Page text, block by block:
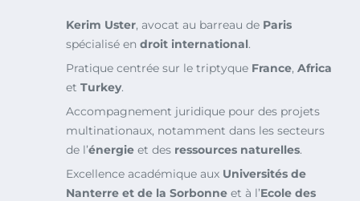
Kerim Uster, avocat au barreau de Paris
spécialisé en droit international.
Pratique centrée sur le triptyque France, Africa
et Turkey.
Accompagnement juridique pour des projets
multinationaux, notamment dans les secteurs
de l’énergie et des ressources naturelles.
Excellence académique aux Universités de
Nanterre et de la Sorbonne et à l’Ecole des